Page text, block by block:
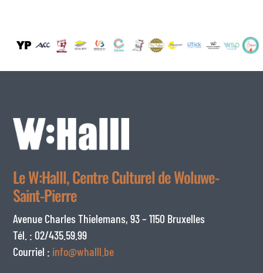
Le W:Halll, Centre Culturel de Woluwe-
Saint-Pierre
Avenue Charles Thielemans, 93 – 1150 Bruxelles
Tél. : 02/435.59.99
Courriel : info@whalll.be